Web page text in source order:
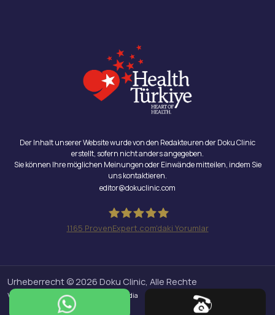
Der Inhalt unserer Website wurde von den Redakteuren der Doku Clinic
erstellt, sofern nicht anders angegeben.
Sie können Ihre möglichen Meinungen oder Einwände mitteilen, indem Sie
uns kontaktieren.
editor@dokuclinic.com
1165 ProvenExpert.com'daki Yorumlar
Urheberrecht © 2026 Doku Clinic, Alle Rechte
vorbehalten.Design & SEO : Crabs Media